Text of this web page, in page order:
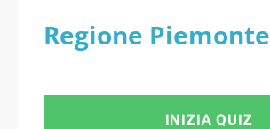
Regione Piemonte
INIZIA QUIZ